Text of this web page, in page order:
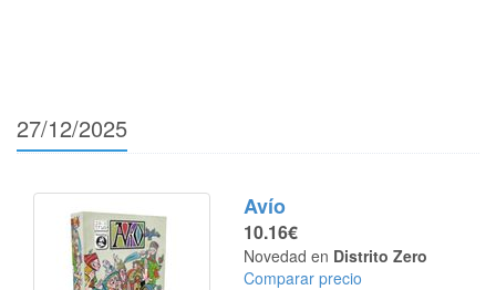
27/12/2025
Avío
10.16€
Novedad en Distrito Zero
Comparar precio